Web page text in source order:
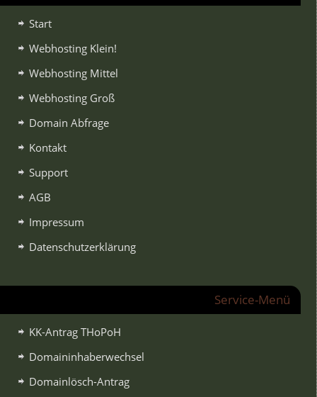
Start
Webhosting Klein!
Webhosting Mittel
Webhosting Groß
Domain Abfrage
Kontakt
Support
AGB
Impressum
Datenschutzerklärung
Service-Menü
KK-Antrag THoPoH
Domaininhaberwechsel
Domainlösch-Antrag